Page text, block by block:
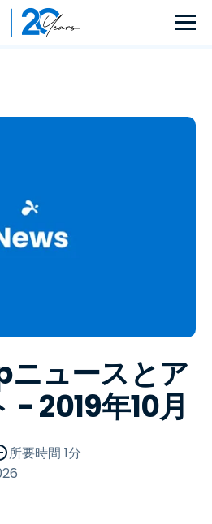
ュースとア
- 2019年10月
所要時間 1分